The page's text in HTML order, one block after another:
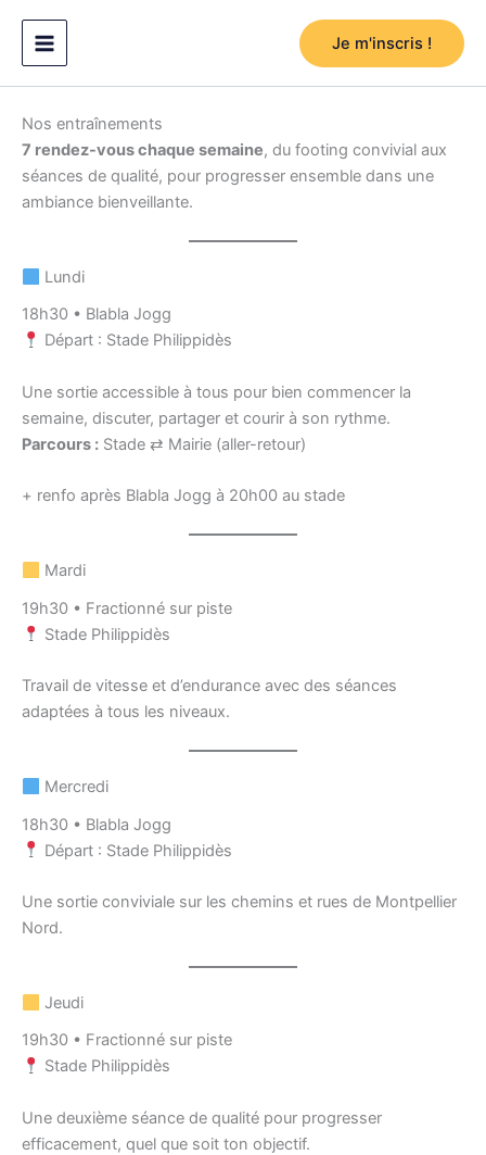
contenu
Je m'inscris !
Nos entraînements
7 rendez-vous chaque semaine, du footing convivial aux
séances de qualité, pour progresser ensemble dans une
ambiance bienveillante.
Lundi
18h30 • Blabla Jogg
Départ : Stade Philippidès
Une sortie accessible à tous pour bien commencer la
semaine, discuter, partager et courir à son rythme.
Parcours : Stade ⇄ Mairie (aller-retour)
+ renfo après Blabla Jogg à 20h00 au stade
Mardi
19h30 • Fractionné sur piste
Stade Philippidès
Travail de vitesse et d’endurance avec des séances
adaptées à tous les niveaux.
Mercredi
18h30 • Blabla Jogg
Départ : Stade Philippidès
Une sortie conviviale sur les chemins et rues de Montpellier
Nord.
Jeudi
19h30 • Fractionné sur piste
Stade Philippidès
Une deuxième séance de qualité pour progresser
efficacement, quel que soit ton objectif.